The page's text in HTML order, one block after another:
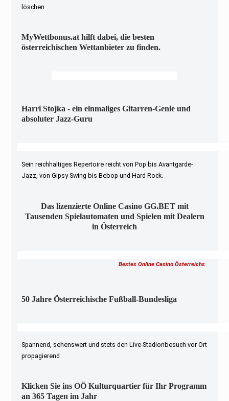
löschen
MyWettbonus.at hilft dabei, die besten
österreichischen Wettanbieter zu finden.
Harri Stojka - ein einmaliges Gitarren-Genie und
absoluter Jazz-Guru
Sein reichhaltiges Repertoire reicht von Pop bis Avantgarde-
Jazz, von Gipsy Swing bis Bebop und Hard Rock.
Das lizenzierte Online Casino GG.BET mit
Tausenden Spielautomaten und Spielen mit Dealern
in Österreich
Bestes Online Casino Österreichs
50 Jahre Österreichische Fußball-Bundesliga
Spannend, sehenswert und stets den Live-Stadionbesuch vor Ort
propagierend
Klicken Sie ins OÖ Kulturquartier für Ihr Programm
an 365 Tagen im Jahr